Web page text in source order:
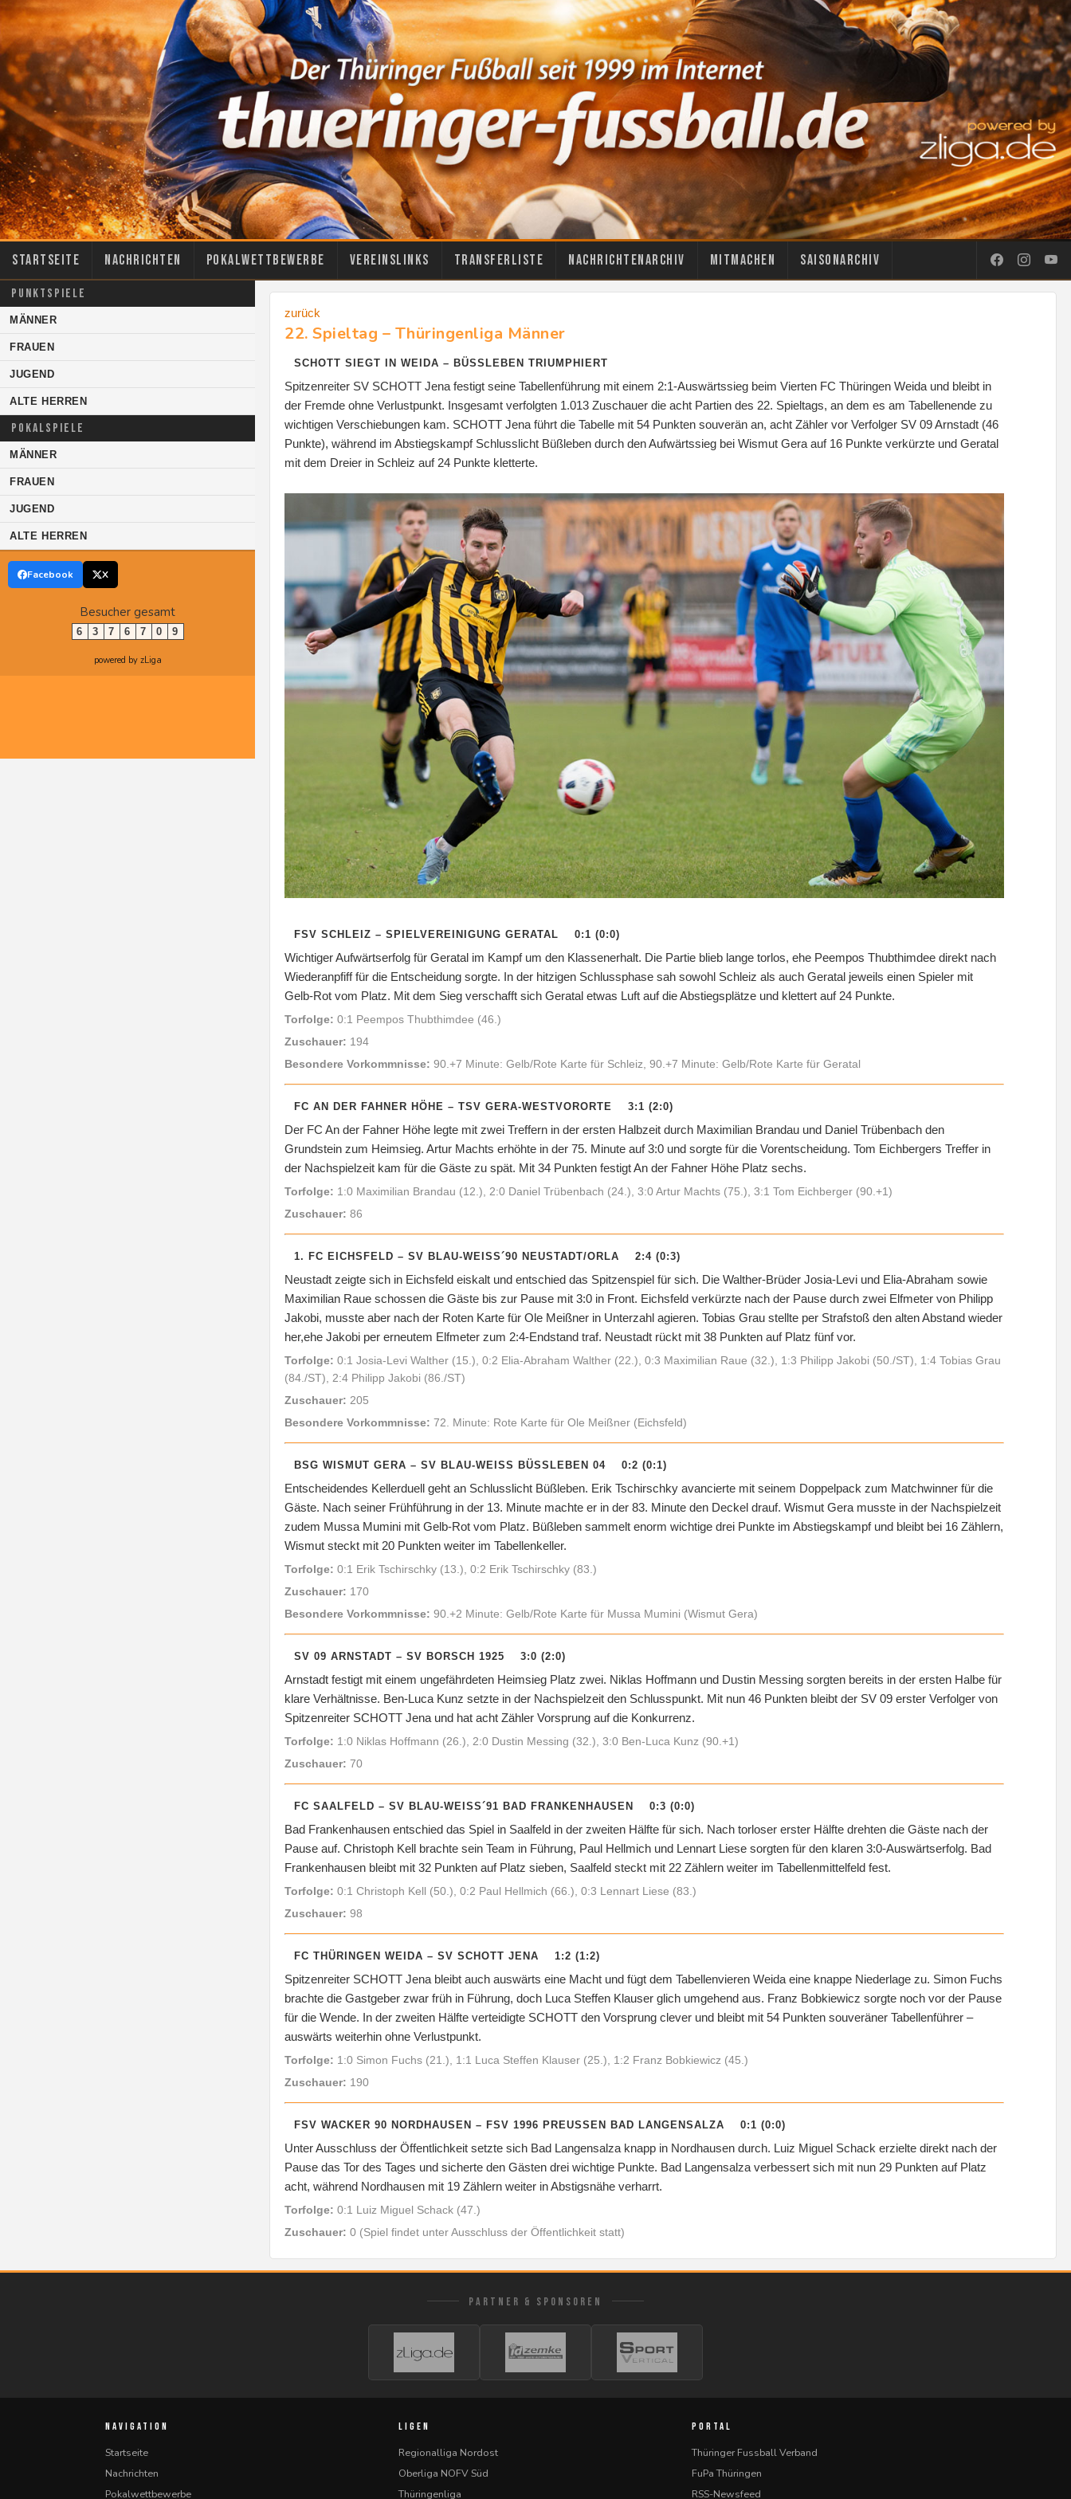
Startseite Nachrichten Pokalwettbewerbe Vereinslinks Transferliste Nachrichtenarchiv Mitmachen Saisonarchiv
PUNKTSPIELE
MÄNNER
FRAUEN
JUGEND
ALTE HERREN
POKALSPIELE
MÄNNER
FRAUEN
JUGEND
ALTE HERREN
Facebook X
Besucher gesamt
6 3 7 6 7 0 9
powered by zLiga
zurück
22. Spieltag – Thüringenliga Männer
SCHOTT SIEGT IN WEIDA – BÜSSLEBEN TRIUMPHIERT
Spitzenreiter SV SCHOTT Jena festigt seine Tabellenführung mit einem 2:1-Auswärtssieg beim Vierten FC Thüringen Weida und bleibt in
der Fremde ohne Verlustpunkt. Insgesamt verfolgten 1.013 Zuschauer die acht Partien des 22. Spieltags, an dem es am Tabellenende zu
wichtigen Verschiebungen kam. SCHOTT Jena führt die Tabelle mit 54 Punkten souverän an, acht Zähler vor Verfolger SV 09 Arnstadt (46
Punkte), während im Abstiegskampf Schlusslicht Büßleben durch den Aufwärtssieg bei Wismut Gera auf 16 Punkte verkürzte und Geratal
mit dem Dreier in Schleiz auf 24 Punkte kletterte.
FSV SCHLEIZ – SPIELVEREINIGUNG GERATAL 0:1 (0:0)
Wichtiger Aufwärtserfolg für Geratal im Kampf um den Klassenerhalt. Die Partie blieb lange torlos, ehe Peempos Thubthimdee direkt nach
Wiederanpfiff für die Entscheidung sorgte. In der hitzigen Schlussphase sah sowohl Schleiz als auch Geratal jeweils einen Spieler mit
Gelb-Rot vom Platz. Mit dem Sieg verschafft sich Geratal etwas Luft auf die Abstiegsplätze und klettert auf 24 Punkte.
Torfolge: 0:1 Peempos Thubthimdee (46.)
Zuschauer: 194
Besondere Vorkommnisse: 90.+7 Minute: Gelb/Rote Karte für Schleiz, 90.+7 Minute: Gelb/Rote Karte für Geratal
FC AN DER FAHNER HÖHE – TSV GERA-WESTVORORTE 3:1 (2:0)
Der FC An der Fahner Höhe legte mit zwei Treffern in der ersten Halbzeit durch Maximilian Brandau und Daniel Trübenbach den
Grundstein zum Heimsieg. Artur Machts erhöhte in der 75. Minute auf 3:0 und sorgte für die Vorentscheidung. Tom Eichbergers Treffer in
der Nachspielzeit kam für die Gäste zu spät. Mit 34 Punkten festigt An der Fahner Höhe Platz sechs.
Torfolge: 1:0 Maximilian Brandau (12.), 2:0 Daniel Trübenbach (24.), 3:0 Artur Machts (75.), 3:1 Tom Eichberger (90.+1)
Zuschauer: 86
1. FC EICHSFELD – SV BLAU-WEISS´90 NEUSTADT/ORLA 2:4 (0:3)
Neustadt zeigte sich in Eichsfeld eiskalt und entschied das Spitzenspiel für sich. Die Walther-Brüder Josia-Levi und Elia-Abraham sowie
Maximilian Raue schossen die Gäste bis zur Pause mit 3:0 in Front. Eichsfeld verkürzte nach der Pause durch zwei Elfmeter von Philipp
Jakobi, musste aber nach der Roten Karte für Ole Meißner in Unterzahl agieren. Tobias Grau stellte per Strafstoß den alten Abstand wieder
her,ehe Jakobi per erneutem Elfmeter zum 2:4-Endstand traf. Neustadt rückt mit 38 Punkten auf Platz fünf vor.
Torfolge: 0:1 Josia-Levi Walther (15.), 0:2 Elia-Abraham Walther (22.), 0:3 Maximilian Raue (32.), 1:3 Philipp Jakobi (50./ST), 1:4 Tobias Grau
(84./ST), 2:4 Philipp Jakobi (86./ST)
Zuschauer: 205
Besondere Vorkommnisse: 72. Minute: Rote Karte für Ole Meißner (Eichsfeld)
BSG WISMUT GERA – SV BLAU-WEISS BÜSSLEBEN 04 0:2 (0:1)
Entscheidendes Kellerduell geht an Schlusslicht Büßleben. Erik Tschirschky avancierte mit seinem Doppelpack zum Matchwinner für die
Gäste. Nach seiner Frühführung in der 13. Minute machte er in der 83. Minute den Deckel drauf. Wismut Gera musste in der Nachspielzeit
zudem Mussa Mumini mit Gelb-Rot vom Platz. Büßleben sammelt enorm wichtige drei Punkte im Abstiegskampf und bleibt bei 16 Zählern,
Wismut steckt mit 20 Punkten weiter im Tabellenkeller.
Torfolge: 0:1 Erik Tschirschky (13.), 0:2 Erik Tschirschky (83.)
Zuschauer: 170
Besondere Vorkommnisse: 90.+2 Minute: Gelb/Rote Karte für Mussa Mumini (Wismut Gera)
SV 09 ARNSTADT – SV BORSCH 1925 3:0 (2:0)
Arnstadt festigt mit einem ungefährdeten Heimsieg Platz zwei. Niklas Hoffmann und Dustin Messing sorgten bereits in der ersten Halbe für
klare Verhältnisse. Ben-Luca Kunz setzte in der Nachspielzeit den Schlusspunkt. Mit nun 46 Punkten bleibt der SV 09 erster Verfolger von
Spitzenreiter SCHOTT Jena und hat acht Zähler Vorsprung auf die Konkurrenz.
Torfolge: 1:0 Niklas Hoffmann (26.), 2:0 Dustin Messing (32.), 3:0 Ben-Luca Kunz (90.+1)
Zuschauer: 70
FC SAALFELD – SV BLAU-WEISS´91 BAD FRANKENHAUSEN 0:3 (0:0)
Bad Frankenhausen entschied das Spiel in Saalfeld in der zweiten Hälfte für sich. Nach torloser erster Hälfte drehten die Gäste nach der
Pause auf. Christoph Kell brachte sein Team in Führung, Paul Hellmich und Lennart Liese sorgten für den klaren 3:0-Auswärtserfolg. Bad
Frankenhausen bleibt mit 32 Punkten auf Platz sieben, Saalfeld steckt mit 22 Zählern weiter im Tabellenmittelfeld fest.
Torfolge: 0:1 Christoph Kell (50.), 0:2 Paul Hellmich (66.), 0:3 Lennart Liese (83.)
Zuschauer: 98
FC THÜRINGEN WEIDA – SV SCHOTT JENA 1:2 (1:2)
Spitzenreiter SCHOTT Jena bleibt auch auswärts eine Macht und fügt dem Tabellenvieren Weida eine knappe Niederlage zu. Simon Fuchs
brachte die Gastgeber zwar früh in Führung, doch Luca Steffen Klauser glich umgehend aus. Franz Bobkiewicz sorgte noch vor der Pause
für die Wende. In der zweiten Hälfte verteidigte SCHOTT den Vorsprung clever und bleibt mit 54 Punkten souveräner Tabellenführer –
auswärts weiterhin ohne Verlustpunkt.
Torfolge: 1:0 Simon Fuchs (21.), 1:1 Luca Steffen Klauser (25.), 1:2 Franz Bobkiewicz (45.)
Zuschauer: 190
FSV WACKER 90 NORDHAUSEN – FSV 1996 PREUSSEN BAD LANGENSALZA 0:1 (0:0)
Unter Ausschluss der Öffentlichkeit setzte sich Bad Langensalza knapp in Nordhausen durch. Luiz Miguel Schack erzielte direkt nach der
Pause das Tor des Tages und sicherte den Gästen drei wichtige Punkte. Bad Langensalza verbessert sich mit nun 29 Punkten auf Platz
acht, während Nordhausen mit 19 Zählern weiter in Abstigsnähe verharrt.
Torfolge: 0:1 Luiz Miguel Schack (47.)
Zuschauer: 0 (Spiel findet unter Ausschluss der Öffentlichkeit statt)
PARTNER & SPONSOREN
NAVIGATION
Startseite
Nachrichten
Pokalwettbewerbe
LIGEN
Regionalliga Nordost
Oberliga NOFV Süd
Thüringenliga
PORTAL
Thüringer Fussball Verband
FuPa Thüringen
RSS-Newsfeed